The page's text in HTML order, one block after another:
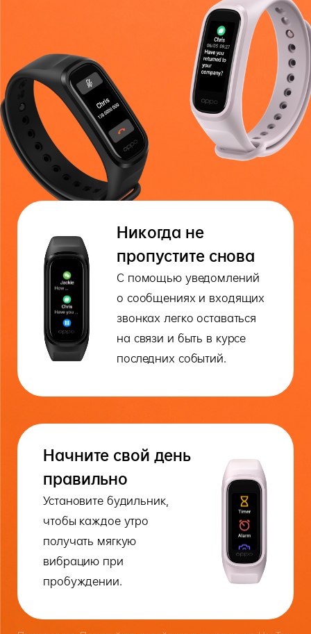
Никогда не
пропустите снова
С помощью уведомлений
о сообщениях и входящих
звонках легко оставаться
на связи и быть в курсе
последних событий.
Начните свой день
правильно
Установите будильник,
чтобы каждое утро
получать мягкую
вибрацию при
пробуждении.